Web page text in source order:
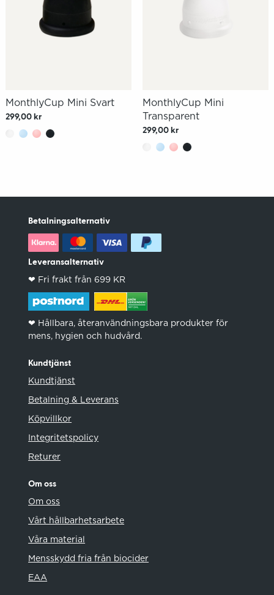
MonthlyCup Mini Svart
299,00 kr
MonthlyCup Mini
Transparent
299,00 kr
Betalningsalternativ
Leveransalternativ
❤︎ Fri frakt från 699 KR
❤︎ Hållbara, återanvändningsbara produkter för
mens, hygien och hudvård.
Kundtjänst
Kundtjänst
Betalning & Leverans
Köpvillkor
Integritetspolicy
Returer
Om oss
Om oss
Vårt hållbarhetsarbete
Våra material
Mensskydd fria från biocider
EAA